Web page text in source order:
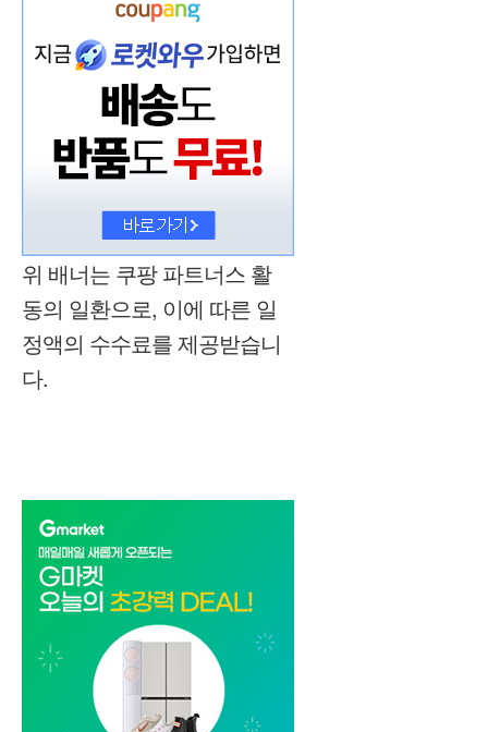
위 배너는 쿠팡 파트너스 활
동의 일환으로, 이에 따른 일
정액의 수수료를 제공받습니
다.